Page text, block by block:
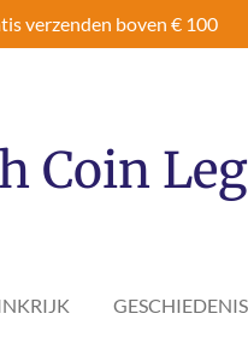
verzenden boven € 100
Coin
GESCHIEDENIS